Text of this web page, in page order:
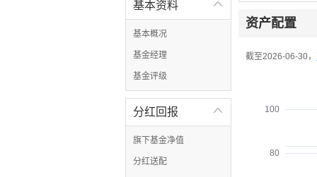

基本资料
基本概况
基金经理
基金评级

分红回报
旗下基金净值
分红送配
资产配置
截至2026-06-30，
80
100